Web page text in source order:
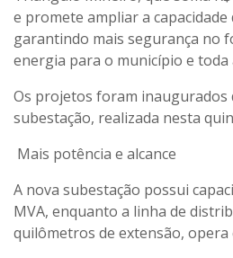
e promete ampliar a
garantindo mais segurança no
energia para o município e toda
Os projetos foram inaugurados
subestação, realizada nesta
Mais potência e alcance
A nova subestação possui
MVA, enquanto a linha de
quilômetros de extensão, opera